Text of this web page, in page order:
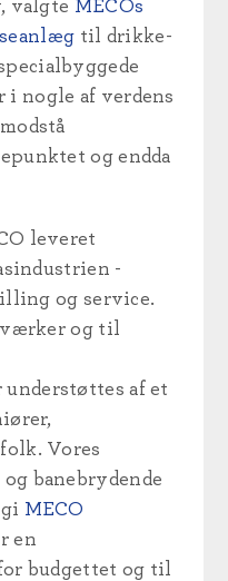
valgte MECOs
til drikke-
i nogle af verdens
og endda
leveret
-
og service.
og til
af et
Vores
banebrydende
MECO
en
budgettet og til